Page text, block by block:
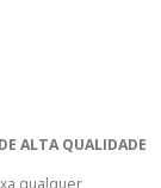
ALTA QUALIDADE